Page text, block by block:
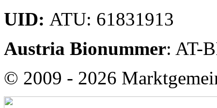
UID: ATU: 61831913
Austria Bionummer: AT-
© 2009 - 2026